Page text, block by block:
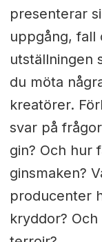
presenterar
uppgång, fall
utställningen
du möta
kreatörer.
svar på
gin? Och hur
ginsmaken?
producenter
kryddor?